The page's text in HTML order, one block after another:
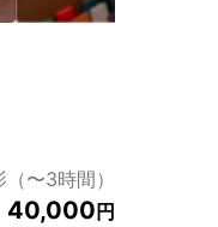
〜3時間）
40,000 円